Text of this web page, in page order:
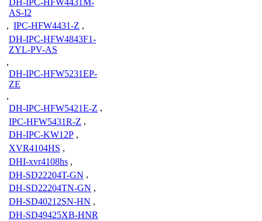
AS-I2
, IPC-HFW4431-Z ,
DH-IPC-HFW4843F1-
ZYL-PV-AS
,
DH-IPC-HFW5231EP-
ZE
,
DH-IPC-HFW5421E-Z ,
IPC-HFW5431R-Z ,
DH-IPC-KW12P ,
XVR4104HS ,
DHI-xvr4108hs ,
DH-SD22204T-GN ,
DH-SD22204TN-GN ,
DH-SD40212SN-HN ,
DH-SD49425XB-HNR